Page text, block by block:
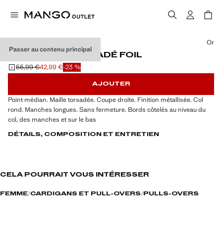
Passer au contenu principal
PULL-OVER TORSADÉ FOIL
Prix initial barré [55,99 € ]
55,99 €
Prix actuel [42,99 € ]
42,99 €-23 %
Choisissez une couleur
Or
AJOUTER
Point médian. Maille torsadée. Coupe droite. Finition métallisée. Col
rond. Manches longues. Sans fermeture. Bords côtelés au niveau du
col, des manches et sur le bas
DÉTAILS, COMPOSITION ET ENTRETIEN
CELA POURRAIT VOUS INTÉRESSER
FEMME CARDIGANS ET PULL-OVERS PULLS-OVERS